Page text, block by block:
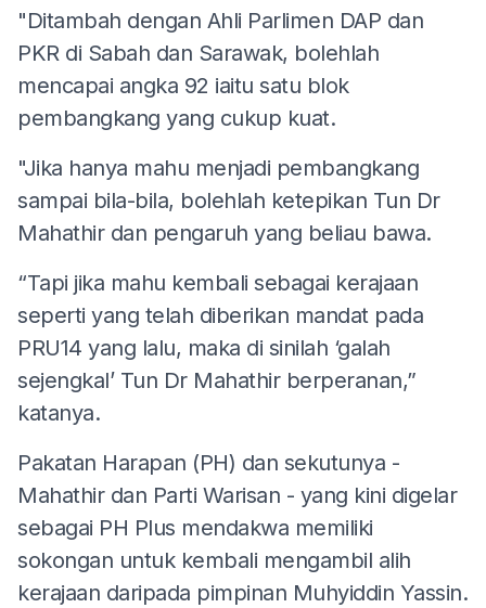
"Ditambah dengan Ahli Parlimen DAP dan
PKR di Sabah dan Sarawak, bolehlah
mencapai angka 92 iaitu satu blok
pembangkang yang cukup kuat.
"Jika hanya mahu menjadi pembangkang
sampai bila-bila, bolehlah ketepikan Tun Dr
Mahathir dan pengaruh yang beliau bawa.
“Tapi jika mahu kembali sebagai kerajaan
seperti yang telah diberikan mandat pada
PRU14 yang lalu, maka di sinilah ‘galah
sejengkal’ Tun Dr Mahathir berperanan,”
katanya.
Pakatan Harapan (PH) dan sekutunya -
Mahathir dan Parti Warisan - yang kini digelar
sebagai PH Plus mendakwa memiliki
sokongan untuk kembali mengambil alih
kerajaan daripada pimpinan Muhyiddin Yassin.